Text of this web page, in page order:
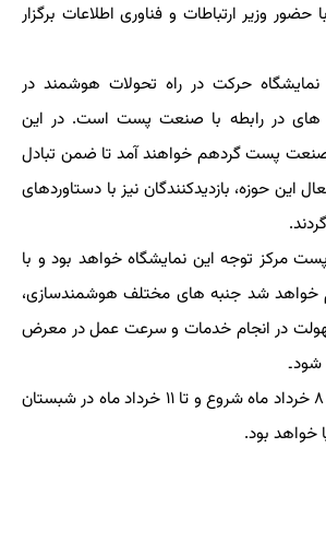
حضور وزیر ارتباطات و فناوری اطلاعات برگزار
نمایشگاه حرکت در راه تحولات هوشمند در
در رابطه با صنعت پست است. در این
پست گردهم خواهند آمد تا ضمن تبادل
این حوزه، بازدیدکنندگان نیز با دستاوردهای
مرکز توجه این نمایشگاه خواهد بود و با
خواهد شد جنبه های مختلف هوشمندسازی،
در انجام خدمات و سرعت عمل در معرض
شود۔
این نمایشگاه از امروز ۸ خرداد ماه شروع و تا ۱۱ خرداد ماه در شبستان
خواهد بود.